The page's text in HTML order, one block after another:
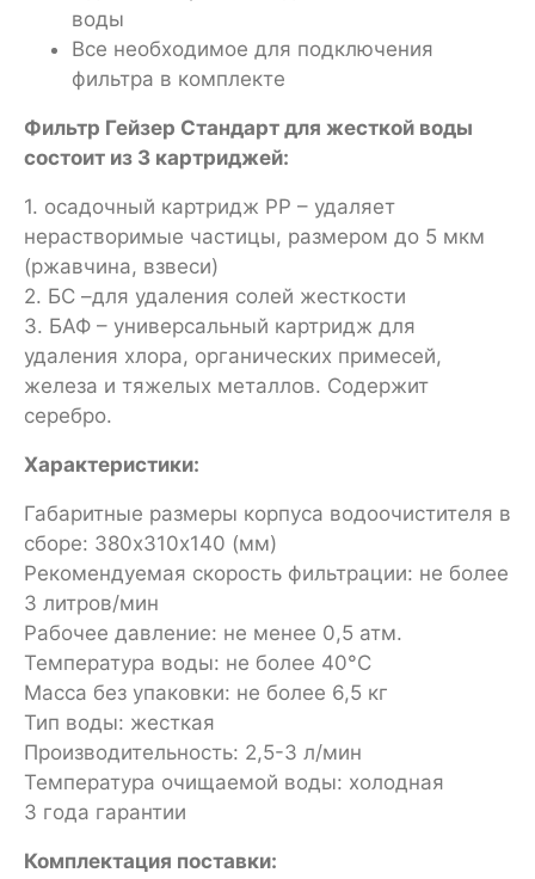
воды
Все необходимое для подключения
фильтра в комплекте
Фильтр Гейзер Стандарт для жесткой воды
состоит из 3 картриджей:
1. осадочный картридж РР – удаляет
нерастворимые частицы, размером до 5 мкм
(ржавчина, взвеси)
2. БС –для удаления солей жесткости
3. БАФ – универсальный картридж для
удаления хлора, органических примесей,
железа и тяжелых металлов. Содержит
серебро.
Характеристики:
Габаритные размеры корпуса водоочистителя в
сборе: 380х310х140 (мм)
Рекомендуемая скорость фильтрации: не более
3 литров/мин
Рабочее давление: не менее 0,5 атм.
Температура воды: не более 40°С
Масса без упаковки: не более 6,5 кг
Тип воды: жесткая
Производительность: 2,5-3 л/мин
Температура очищаемой воды: холодная
3 года гарантии
Комплектация поставки: